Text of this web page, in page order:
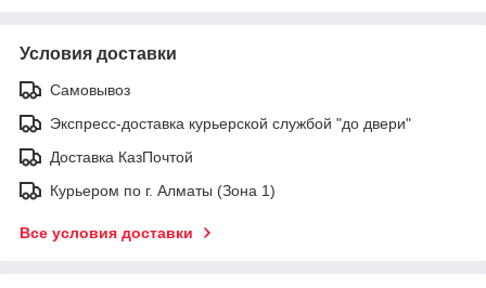
Условия доставки
Самовывоз
Экспресс-доставка курьерской службой "до двери"
Доставка КазПочтой
Курьером по г. Алматы (Зона 1)
Все условия доставки